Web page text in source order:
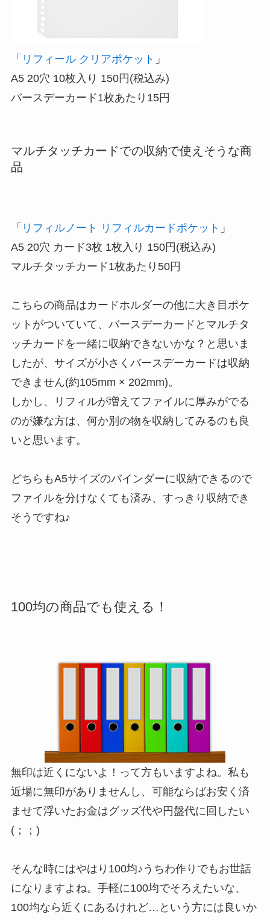
「 リフィール クリアポケット 」
A5 20穴 10枚入り 150円(税込み)
バースデーカード1枚あたり15円
マルチタッチカードでの収納で使えそうな商
品
「 リフィルノート リフィルカードポケット 」
A5 20穴 カード3枚 1枚入り 150円(税込み)
マルチタッチカード1枚あたり50円
こちらの商品はカードホルダーの他に大き目ポケ
ットがついていて、バースデーカードとマルチタ
ッチカードを一緒に収納できないかな？と思いま
したが、サイズが小さくバースデーカードは収納
できません(約105mm × 202mm)。
しかし、リフィルが増えてファイルに厚みがでる
のが嫌な方は、何か別の物を収納してみるのも良
いと思います。
どちらもA5サイズのバインダーに収納できるので
ファイルを分けなくても済み、 すっきり収納でき
そうですね♪
100均の商品でも使える！
無印は近くにないよ！って方もいますよね。私も
近場に無印がありませんし、可能ならばお安く済
ませて浮いたお金はグッズ代や円盤代に回したい
(；；)
そんな時にはやはり100均♪うちわ作りでもお世話
になりますよね。手軽に100均でそろえたいな、
100均なら近くにあるけれど…という方には良いか